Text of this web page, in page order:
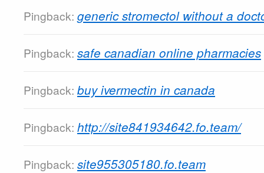
Pingback: generic stromectol without a
Pingback: safe canadian online pharmacies
Pingback: buy ivermectin in canada
Pingback: http://site841934642.fo.team/
Pingback: site955305180.fo.team